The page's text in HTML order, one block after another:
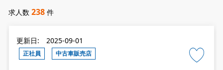
求人数238 件
更新日: 2025-09-01
正社員 中古車販売店